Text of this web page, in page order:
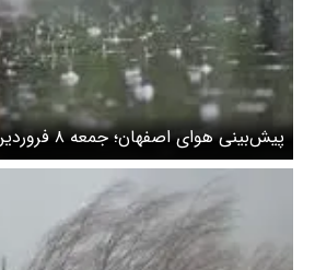
پیش‌بینی هوای اصفهان؛ جمعه ۸ فروردین ۱۴۰۴